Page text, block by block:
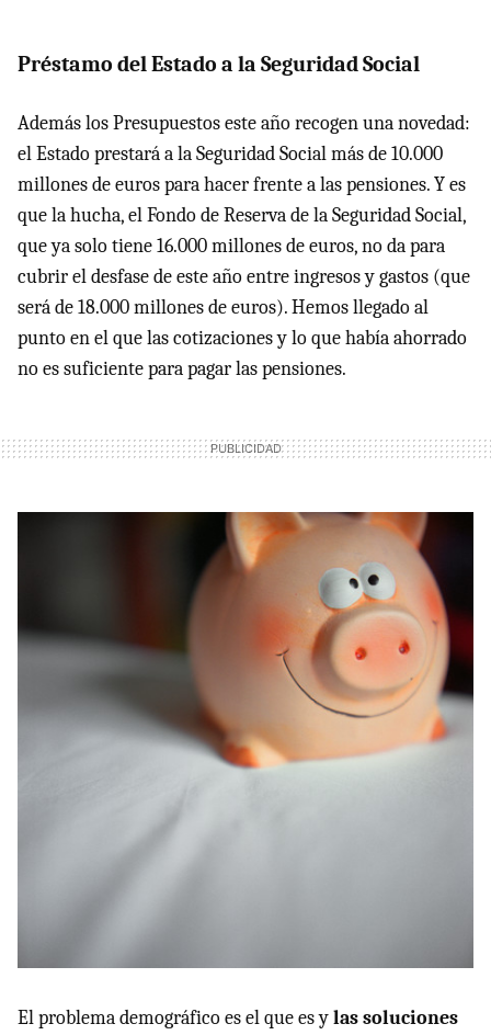
Préstamo del Estado a la Seguridad Social
Además los Presupuestos este año recogen una novedad:
el Estado prestará a la Seguridad Social más de 10.000
millones de euros para hacer frente a las pensiones. Y es
que la hucha, el Fondo de Reserva de la Seguridad Social,
que ya solo tiene 16.000 millones de euros, no da para
cubrir el desfase de este año entre ingresos y gastos (que
será de 18.000 millones de euros). Hemos llegado al
punto en el que las cotizaciones y lo que había ahorrado
no es suficiente para pagar las pensiones.
El problema demográfico es el que es ylas soluciones